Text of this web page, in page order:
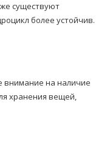
существуют
более устойчив.
внимание на наличие
хранения вещей,